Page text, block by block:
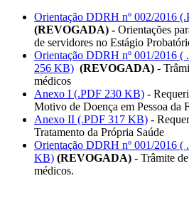
Orientação DDRH nº 002/2016
(REVOGADA) - Orientações
de servidores no Estágio
Orientação DDRH nº 001/2016 (
256 KB) (REVOGADA) -
médicos
Anexo I (.PDF 230 KB) -
Motivo de Doença em Pessoa da
Anexo II (.PDF 317 KB) -
Tratamento da Própria Saúde
Orientação DDRH nº 001/2016 (
KB) (REVOGADA) - Trâmite
médicos.